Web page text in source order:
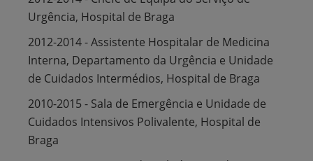
Urgência, Hospital de Braga
2012-2014 - Assistente Hospitalar de Medicina
Interna, Departamento da Urgência e Unidade
de Cuidados Intermédios, Hospital de Braga
2010-2015 - Sala de Emergência e Unidade de
Cuidados Intensivos Polivalente, Hospital de
Braga